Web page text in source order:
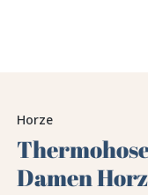
Horze
Damen